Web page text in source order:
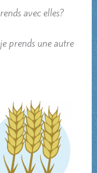
avec elles?
prends une autre